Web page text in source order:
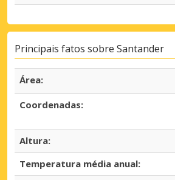
Principais fatos sobre Santander
Área:
Coordenadas:
Altura:
Temperatura média anual: